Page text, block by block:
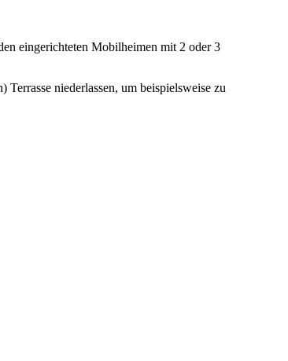
eingerichteten Mobilheimen mit 2 oder 3
niederlassen, um beispielsweise zu